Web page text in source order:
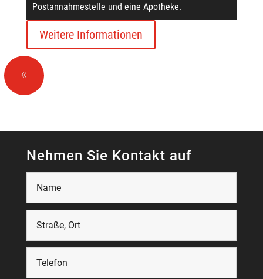
Postannahmestelle und eine Apotheke.
Weitere Informationen
Nehmen Sie Kontakt auf
8